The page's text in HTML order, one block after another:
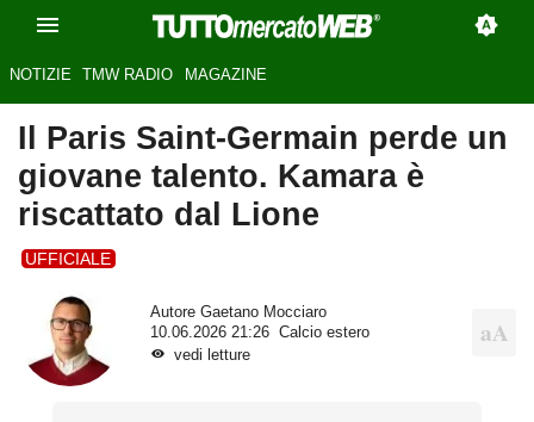
NOTIZIE TMW RADIO MAGAZINE
Il Paris Saint-Germain perde un
giovane talento. Kamara è
riscattato dal Lione
UFFICIALE
Autore Gaetano Mocciaro
10.06.2026 21:26
Calcio estero
vedi letture